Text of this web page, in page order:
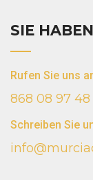
SIE
Rufen Sie uns
868 08 97 48
Schreiben Sie